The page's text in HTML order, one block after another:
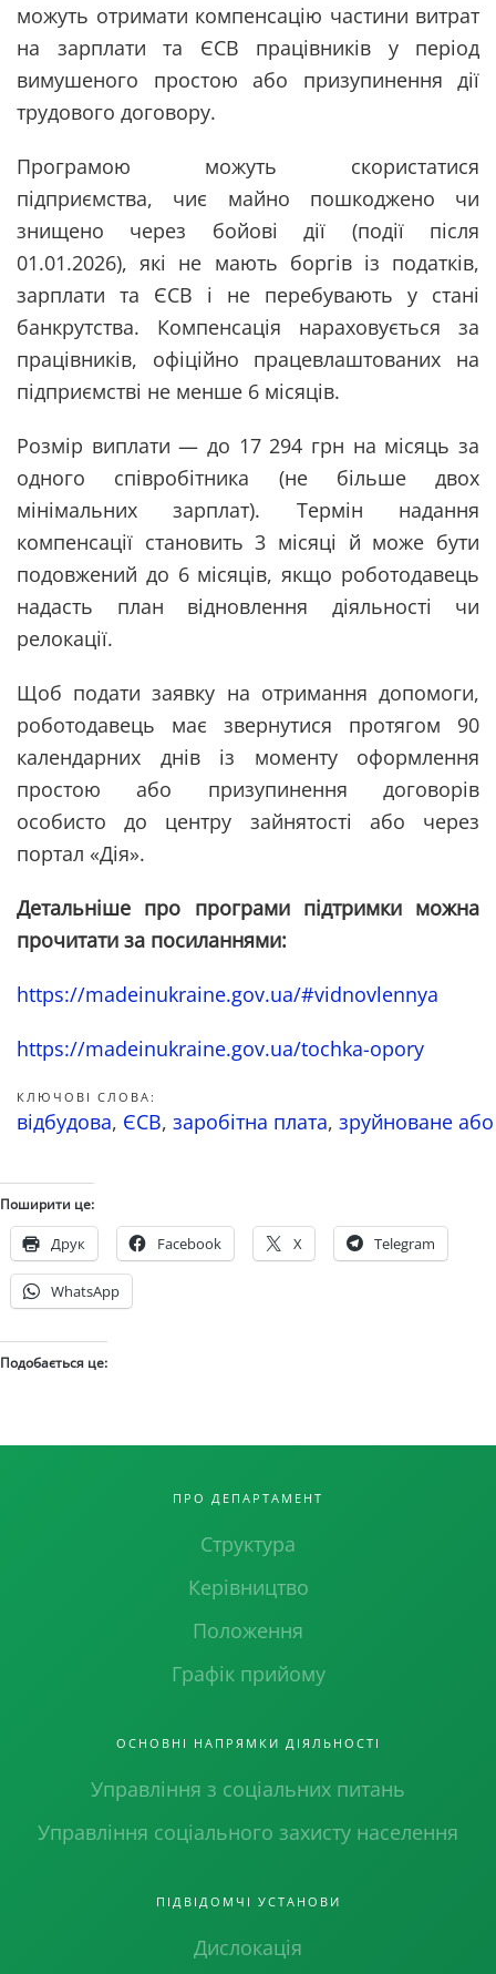
можуть отримати компенсацію частини витрат
на зарплати та ЄСВ працівників у період
вимушеного простою або призупинення дії
трудового договору.
Програмою можуть скористатися
підприємства, чиє майно пошкоджено чи
знищено через бойові дії (події після
01.01.2026), які не мають боргів із податків,
зарплати та ЄСВ і не перебувають у стані
банкрутства. Компенсація нараховується за
працівників, офіційно працевлаштованих на
підприємстві не менше 6 місяців.
Розмір виплати — до 17 294 грн на місяць за
одного співробітника (не більше двох
мінімальних зарплат). Термін надання
компенсації становить 3 місяці й може бути
подовжений до 6 місяців, якщо роботодавець
надасть план відновлення діяльності чи
релокації.
Щоб подати заявку на отримання допомоги,
роботодавець має звернутися протягом 90
календарних днів із моменту оформлення
простою або призупинення договорів
особисто до центру зайнятості або через
портал «Дія».
Детальніше про програми підтримки можна
прочитати за посиланнями:
https://madeinukraine.gov.ua/#vidnovlennya
https://madeinukraine.gov.ua/tochka-opory
КЛЮЧОВІ СЛОВА:
відбудова, ЄСВ, заробітна плата, зруйноване
Поширити це:
Друк Facebook X Telegram
WhatsApp
Подобається це:
ПРО ДЕПАРТАМЕНТ
Структура
Керівництво
Положення
Графік прийому
ОСНОВНІ НАПРЯМКИ ДІЯЛЬНОСТІ
Управління з соціальних питань
Управління соціального захисту населення
ПІДВІДОМЧІ УСТАНОВИ
Дислокація